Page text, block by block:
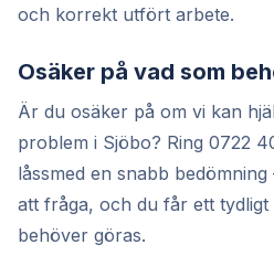
och korrekt utfört arbete.
Osäker på vad som
Är du osäker på om vi kan
problem i Sjöbo? Ring 0722
låssmed en snabb
att fråga, och du får ett tydligt
behöver göras.